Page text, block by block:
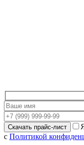
с Политикой